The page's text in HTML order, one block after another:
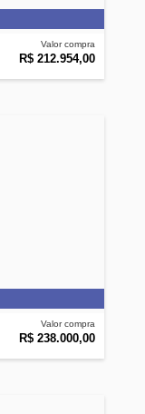
Valor compra
R$ 212.954,00
Valor compra
R$ 238.000,00